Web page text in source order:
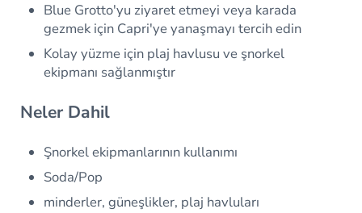
Blue Grotto'yu ziyaret etmeyi veya karada
gezmek için Capri'ye yanaşmayı tercih edin
Kolay yüzme için plaj havlusu ve şnorkel
ekipmanı sağlanmıştır
Neler Dahil
Şnorkel ekipmanlarının kullanımı
Soda/Pop
minderler, güneşlikler, plaj havluları